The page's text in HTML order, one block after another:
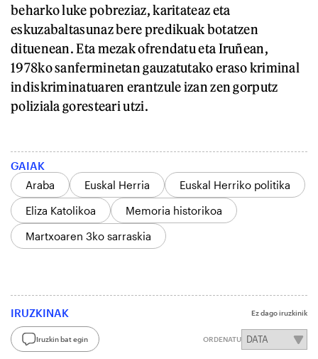
beharko luke pobreziaz, karitateaz eta
eskuzabaltasunaz bere predikuak botatzen
dituenean. Eta mezak ofrendatu eta Iruñean,
1978ko sanferminetan gauzatutako eraso kriminal
indiskriminatuaren erantzule izan zen gorputz
poliziala goresteari utzi.
GAIAK
Araba
Euskal Herria
Euskal Herriko politika
Eliza Katolikoa
Memoria historikoa
Martxoaren 3ko sarraskia
IRUZKINAK Ez dago iruzkinik
Iruzkin bat egin ORDENATU